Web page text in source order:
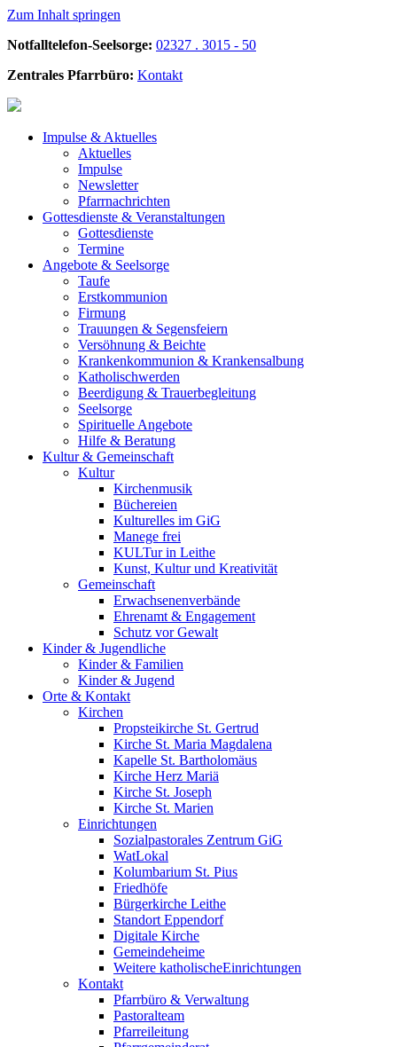
Zum Inhalt springen
Notfalltelefon-Seelsorge: 02327 . 3015 - 50
Zentrales Pfarrbüro: Kontakt
Impulse & Aktuelles
Aktuelles
Impulse
Newsletter
Pfarrnachrichten
Gottesdienste & Veranstaltungen
Gottesdienste
Termine
Angebote & Seelsorge
Taufe
Erstkommunion
Firmung
Trauungen & Segensfeiern
Versöhnung & Beichte
Krankenkommunion & Krankensalbung
Katholischwerden
Beerdigung & Trauerbegleitung
Seelsorge
Spirituelle Angebote
Hilfe & Beratung
Kultur & Gemeinschaft
Kultur
Kirchenmusik
Büchereien
Kulturelles im GiG
Manege frei
KULTur in Leithe
Kunst, Kultur und Kreativität
Gemeinschaft
Erwachsenenverbände
Ehrenamt & Engagement
Schutz vor Gewalt
Kinder & Jugendliche
Kinder & Familien
Kinder & Jugend
Orte & Kontakt
Kirchen
Propsteikirche St. Gertrud
Kirche St. Maria Magdalena
Kapelle St. Bartholomäus
Kirche Herz Mariä
Kirche St. Joseph
Kirche St. Marien
Einrichtungen
Sozialpastorales Zentrum GiG
WatLokal
Kolumbarium St. Pius
Friedhöfe
Bürgerkirche Leithe
Standort Eppendorf
Digitale Kirche
Gemeindeheime
Weitere katholische­­Einrichtungen
Kontakt
Pfarrbüro & Verwaltung
Pastoralteam
Pfarreileitung